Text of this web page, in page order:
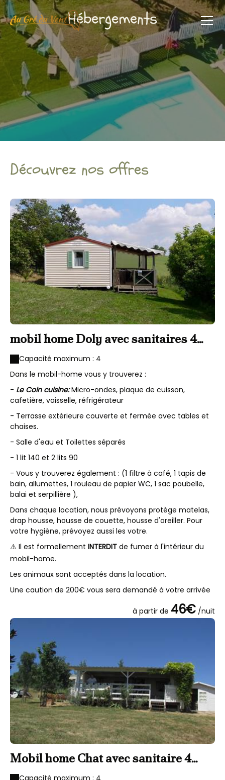
Hébergements
Découvrez nos offres
mobil home Doly avec sanitaires 4
personnes
Capacité maximum : 4
Dans le mobil-home vous y trouverez :
- Le Coin cuisine:Micro-ondes, plaque de cuisson,
cafetière, vaisselle, réfrigérateur
- Terrasse extérieure couverte et fermée avec tables et
chaises.
- Salle d'eau et Toilettes séparés
- 1 lit 140 et 2 lits 90
- Vous y trouverez également : (1 filtre à café, 1 tapis de
bain, allumettes, 1 rouleau de papier WC, 1 sac poubelle,
balai et serpillière ),
Dans chaque location, nous prévoyons protège matelas,
drap housse, housse de couette, housse d'oreiller. Pour
votre hygiène, prévoyez aussi les votre.
⚠️ Il est formellement INTERDIT de fumer à l'intérieur du
mobil-home.
Les animaux sont acceptés dans la location.
Une caution de 200€ vous sera demandé à votre arrivée
à partir de 46€ /nuit
Mobil home Chat avec sanitaire 4
personnes
Capacité maximum : 4